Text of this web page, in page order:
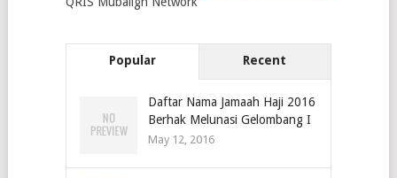
Popular Recent
Daftar Nama Jamaah Haji 2016
Berhak Melunasi Gelombang I
May 12, 2016